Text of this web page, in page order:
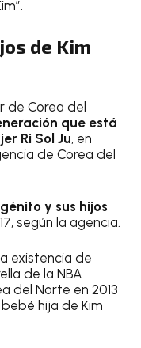
de Kim
de Corea del
que está
Ri Sol Ju, en
de Corea del
y sus hijos
según la agencia.
existencia de
de la NBA
del Norte en 2013
hija de Kim